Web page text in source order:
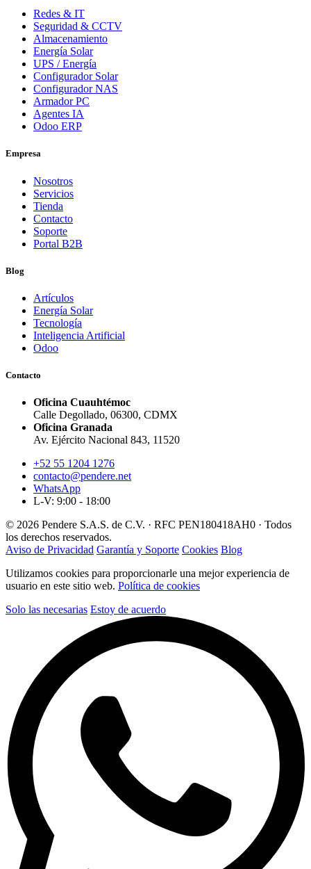
Redes & IT
Seguridad & CCTV
Almacenamiento
Energía Solar
UPS / Energía
Configurador Solar
Configurador NAS
Armador PC
Agentes IA
Odoo ERP
Empresa
Nosotros
Servicios
Tienda
Contacto
Soporte
Portal B2B
Blog
Artículos
Energía Solar
Tecnología
Inteligencia Artificial
Odoo
Contacto
Oficina Cuauhtémoc
Calle Degollado, 06300, CDMX
Oficina Granada
Av. Ejército Nacional 843, 11520
+52 55 1204 1276
contacto@pendere.net
WhatsApp
L-V: 9:00 - 18:00
© 2026 Pendere S.A.S. de C.V. · RFC PEN180418AH0 · Todos
los derechos reservados.
Aviso de Privacidad Garantía y Soporte Cookies Blog
Utilizamos cookies para proporcionarle una mejor experiencia de
usuario en este sitio web. Política de cookies
Solo las necesarias Estoy de acuerdo